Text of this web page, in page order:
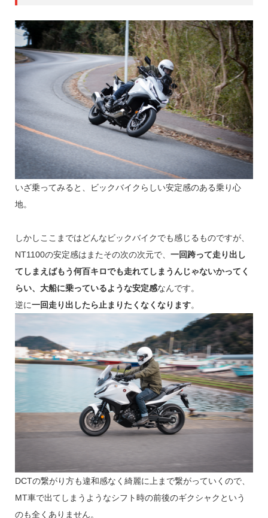
いざ乗ってみると、ビックバイクらしい安定感のある乗り心
地。
しかしここまではどんなビックバイクでも感じるものですが、
NT1100の安定感はまたその次の次元で、 一回跨って走り出し
てしまえばもう何百キロでも走れてしまうんじゃないかってく
らい、大船に乗っているような安定感なんです。
逆に一回走り出したら止まりたくなくなります。
DCTの繋がり方も違和感なく綺麗に上まで繋がっていくので、
MT車で出てしまうようなシフト時の前後のギクシャクという
のも全くありません。